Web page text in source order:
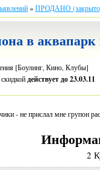
»ПРОДАНО
в
[Боулинг, Кино, Клубы]
действует до 23.03.11
- не прислал мне групон
2